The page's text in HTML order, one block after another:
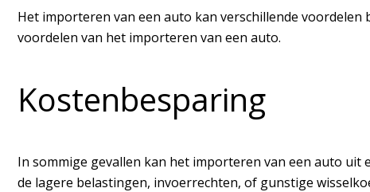
Het importeren van een auto kan verschillende
voordelen van het importeren van een auto.
Kostenbesparing
In sommige gevallen kan het importeren van een auto
de lagere belastingen, invoerrechten, of gunstige